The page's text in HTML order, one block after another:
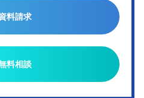
料請求
料相談